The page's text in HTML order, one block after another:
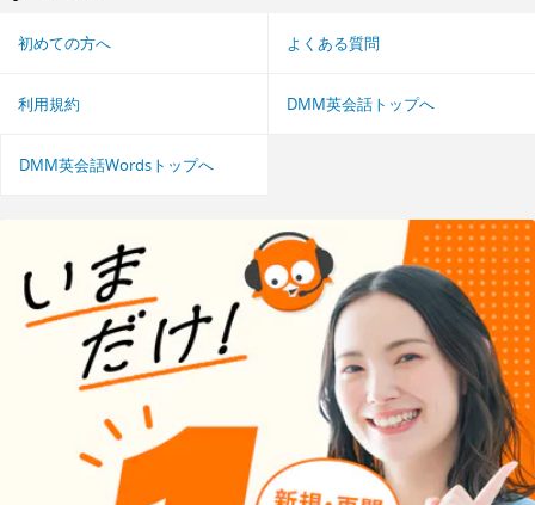
初めての方へ よくある質問
利用規約 DMM英会話トップへ
DMM英会話Wordsトップへ